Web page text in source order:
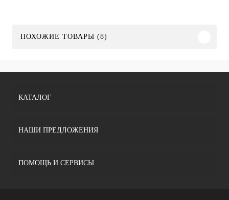
ПОХОЖИЕ ТОВАРЫ (8)
КАТАЛОГ
НАШИ ПРЕДЛОЖЕНИЯ
ПОМОЩЬ И СЕРВИСЫ